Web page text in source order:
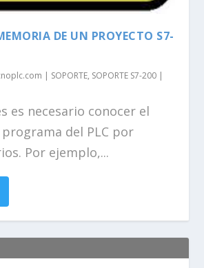
DE UN PROYECTO S7-
| SOPORTE, SOPORTE S7-200 |
es necesario conocer el
del PLC por
Por ejemplo,...